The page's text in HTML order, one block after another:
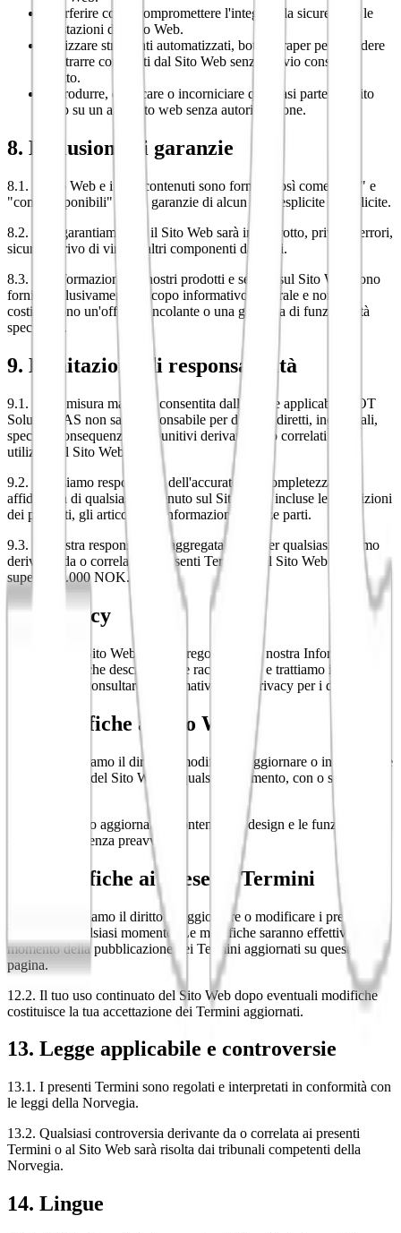
Interferire con o compromettere l'integrità, la sicurezza o le
prestazioni del Sito Web.
Utilizzare strumenti automatizzati, bot o scraper per accedere
o estrarre contenuti dal Sito Web senza previo consenso
scritto.
Riprodurre, duplicare o incorniciare qualsiasi parte del Sito
Web su un altro sito web senza autorizzazione.
8. Esclusione di garanzie
8.1. Il Sito Web e i suoi contenuti sono forniti "così come sono" e
"come disponibili" senza garanzie di alcun tipo, esplicite o implicite.
8.2. Non garantiamo che il Sito Web sarà ininterrotto, privo di errori,
sicuro o privo di virus o altri componenti dannosi.
8.3. Le informazioni sui nostri prodotti e servizi sul Sito Web sono
fornite esclusivamente a scopo informativo generale e non
costituiscono un'offerta vincolante o una garanzia di funzionalità
specifiche.
9. Limitazione di responsabilità
9.1. Nella misura massima consentita dalla legge applicabile, IOT
Solutions AS non sarà responsabile per danni indiretti, incidentali,
speciali, consequenziali o punitivi derivanti da o correlati al tuo
utilizzo del Sito Web.
9.2. Non siamo responsabili dell'accuratezza, completezza o
affidabilità di qualsiasi contenuto sul Sito Web, incluse le descrizioni
dei prodotti, gli articoli o le informazioni di terze parti.
9.3. La nostra responsabilità aggregata totale per qualsiasi reclamo
derivante da o correlato ai presenti Termini o al Sito Web non
supererà 1.000 NOK.
10. Privacy
L'utilizzo del Sito Web è altresì regolato dalla nostra Informativa
sulla Privacy, che descrive come raccogliamo e trattiamo i dati. Ti
preghiamo di consultare l'Informativa sulla Privacy per i dettagli.
11. Modifiche al Sito Web
11.1. Ci riserviamo il diritto di modificare, aggiornare o interrompere
qualsiasi parte del Sito Web in qualsiasi momento, con o senza
11.2. Potremmo aggiornare il contenuto, il design e le funzionalità
del Sito Web senza preavviso.
12. Modifiche ai presenti Termini
12.1. Ci riserviamo il diritto di aggiornare o modificare i presenti
Termini in qualsiasi momento. Le modifiche saranno effettive al
momento della pubblicazione dei Termini aggiornati su questa
pagina.
12.2. Il tuo uso continuato del Sito Web dopo eventuali modifiche
costituisce la tua accettazione dei Termini aggiornati.
13. Legge applicabile e controversie
13.1. I presenti Termini sono regolati e interpretati in conformità con
le leggi della Norvegia.
13.2. Qualsiasi controversia derivante da o correlata ai presenti
Termini o al Sito Web sarà risolta dai tribunali competenti della
Norvegia.
14. Lingue